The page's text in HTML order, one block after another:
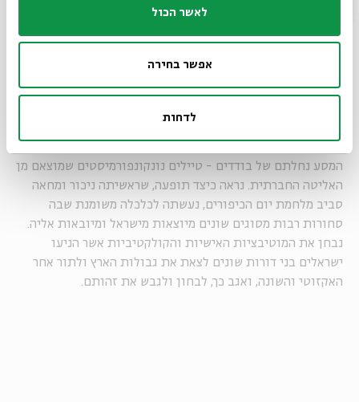
לאשר הכול
אפשר בחירה
לדחות
בשלב הבא נעמוד על ערש התרמילאות הישראלית כתופעה
המסע נחלתם של בודדים - טיילים נונקונפורמיסטים שמוצאם מן
האליטה החברתית. נראה כיצד תופעה, שראשיתה ניכור ומחאה
סביב מלחמת יום הכיפורים, נעשתה לכלכלה משומנת שבה
סחורות רבות מסוגים שונים מיוצאות מישראל ומיובאות אליה.
נבחן את המוטיבציות האישיות והקולקטיביות אשר הניעו
ישראלים בני דורות שונים לצאת את גבולות הארץ ולתור אחר
האקזוטי והשונה, ואגב כך, לבחון ולגבש את זהותם.